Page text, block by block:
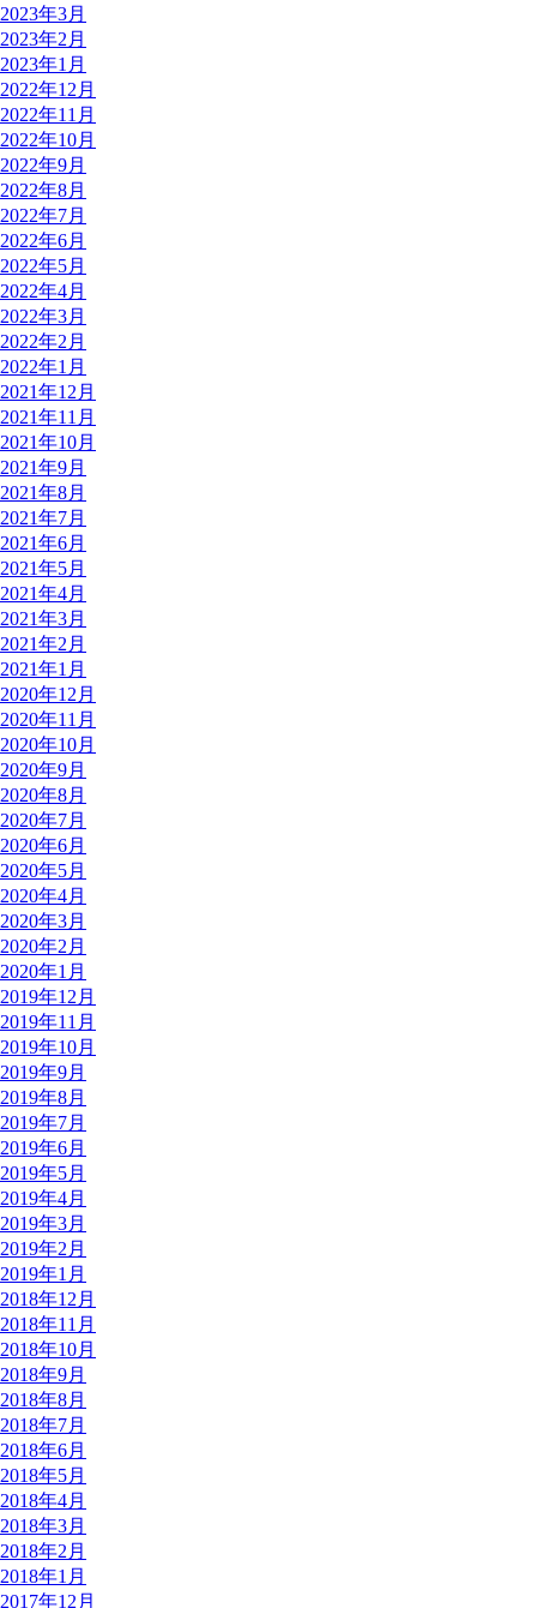
2023年3月
2023年2月
2023年1月
2022年12月
2022年11月
2022年10月
2022年9月
2022年8月
2022年7月
2022年6月
2022年5月
2022年4月
2022年3月
2022年2月
2022年1月
2021年12月
2021年11月
2021年10月
2021年9月
2021年8月
2021年7月
2021年6月
2021年5月
2021年4月
2021年3月
2021年2月
2021年1月
2020年12月
2020年11月
2020年10月
2020年9月
2020年8月
2020年7月
2020年6月
2020年5月
2020年4月
2020年3月
2020年2月
2020年1月
2019年12月
2019年11月
2019年10月
2019年9月
2019年8月
2019年7月
2019年6月
2019年5月
2019年4月
2019年3月
2019年2月
2019年1月
2018年12月
2018年11月
2018年10月
2018年9月
2018年8月
2018年7月
2018年6月
2018年5月
2018年4月
2018年3月
2018年2月
2018年1月
2017年12月